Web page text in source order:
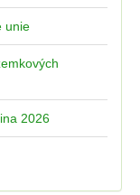
unie
2026